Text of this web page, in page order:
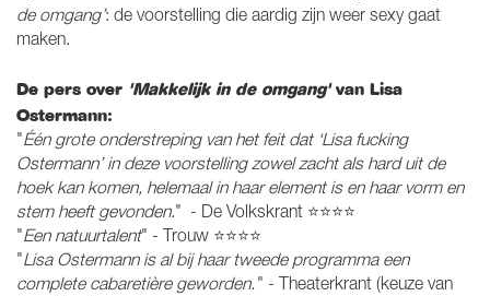
de omgang’: de voorstelling die aardig zijn weer sexy gaat
maken.
De pers over 'Makkelijk in de omgang'van Lisa
Ostermann:
"Één grote onderstreping van het feit dat ‘Lisa fucking
Ostermann’ in deze voorstelling zowel zacht als hard uit de
hoek kan komen, helemaal in haar element is en haar vorm en
stem heeft gevonden." - De Volkskrant ⭐⭐⭐⭐
"Een natuurtalent" - Trouw ⭐⭐⭐⭐
"Lisa Ostermann is al bij haar tweede programma een
complete cabaretière geworden." - Theaterkrant (keuze van